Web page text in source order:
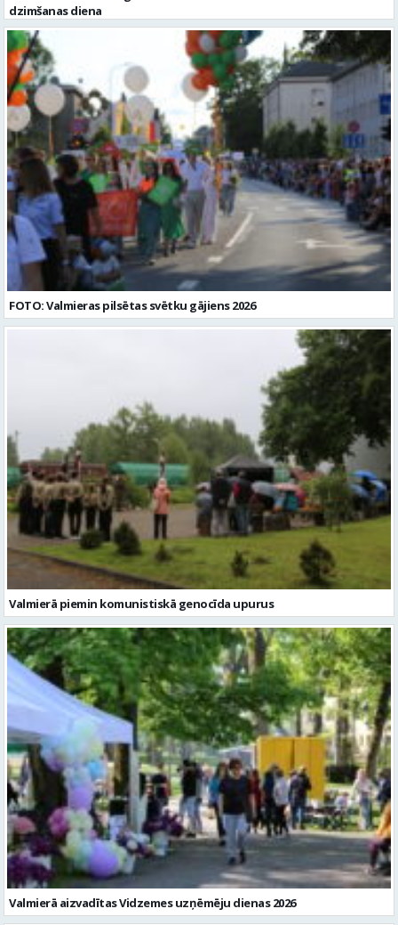
līdz: 2026-08-16 Kontaktpersona:
rubenes.pamatskola@valmiera.edu.lv 29487602 Izglītības līmenis:
Vispārējā vidējā izglītība
dzimšanas diena
FOTO: Valmieras pilsētas svētku gājiens 2026
Valmierā piemin komunistiskā genocīda upurus
Valmierā aizvadītas Vidzemes uzņēmēju dienas 2026